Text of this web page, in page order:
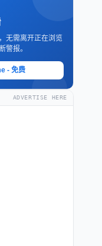
无需离开正在浏览
警报。
- 免费
ADVERTISE HERE